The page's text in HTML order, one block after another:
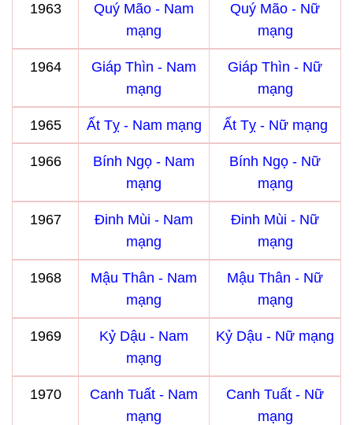
1963
Quý Mão - Nam
mạng
Quý Mão - Nữ
mạng
1964
Giáp Thìn - Nam
mạng
Giáp Thìn - Nữ
mạng
1965 Ất Tỵ - Nam mạng Ất Tỵ - Nữ mạng
1966
Bính Ngọ - Nam
mạng
Bính Ngọ - Nữ
mạng
1967
Đinh Mùi - Nam
mạng
Đinh Mùi - Nữ
mạng
1968
Mậu Thân - Nam
mạng
Mậu Thân - Nữ
mạng
1969
Kỷ Dậu - Nam
mạng
Kỷ Dậu - Nữ mạng
1970
Canh Tuất - Nam
mạng
Canh Tuất - Nữ
mạng